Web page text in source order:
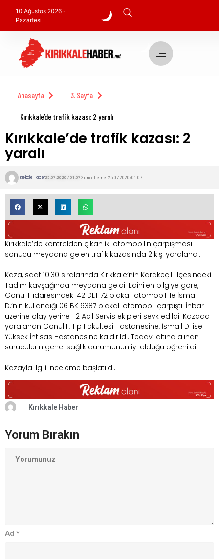
10 Ağustos 2026 ·
Pazartesi
Anasayfa 3. Sayfa
Kırıkkale’de trafik kazası: 2 yaralı
Kırıkkale’de trafik kazası: 2
yaralı
Kırıkkale Haber25.07.2020 / 01:07Güncelleme: 25.07.2020/01:07
Kırıkkale’de kontrolden çıkan iki otomobilin çarpışması
sonucu meydana gelen trafik kazasında 2 kişi yaralandı.
Kaza, saat 10.30 sıralarında Kırıkkale’nin Karakeçili ilçesindeki
Tadım kavşağında meydana geldi. Edinilen bilgiye göre,
Gönül I. idaresindeki 42 DLT 72 plakalı otomobil ile İsmail
D.’nin kullandığı 06 BK 6387 plakalı otomobil çarpıştı. İhbar
üzerine olay yerine 112 Acil Servis ekipleri sevk edildi. Kazada
yaralanan Gönül I., Tıp Fakültesi Hastanesine, İsmail D. ise
Yüksek İhtisas Hastanesine kaldırıldı. Tedavi altına alınan
sürücülerin genel sağlık durumunun iyi olduğu öğrenildi.
Kazayla ilgili inceleme başlatıldı.
Kırıkkale Haber
Yorum Bırakın
Ad *